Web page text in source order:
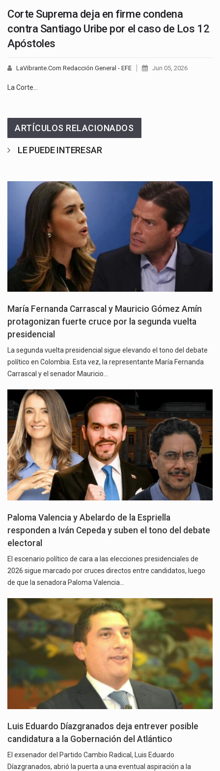
Corte Suprema deja en firme condena
contra Santiago Uribe por el caso de Los 12
Apóstoles
LaVibrante.Com Redacción General - EFE Jun 05, 2026
La Corte…
ARTÍCULOS RELACIONADOS
LE PUEDE INTERESAR
María Fernanda Carrascal y Mauricio Gómez Amín
protagonizan fuerte cruce por la segunda vuelta
presidencial
La segunda vuelta presidencial sigue elevando el tono del debate
político en Colombia. Esta vez, la representante María Fernanda
Carrascal y el senador Mauricio…
Paloma Valencia y Abelardo de la Espriella
responden a Iván Cepeda y suben el tono del debate
electoral
El escenario político de cara a las elecciones presidenciales de
2026 sigue marcado por cruces directos entre candidatos, luego
de que la senadora Paloma Valencia…
Luis Eduardo Díazgranados deja entrever posible
candidatura a la Gobernación del Atlántico
El exsenador del Partido Cambio Radical, Luis Eduardo
Díazgranados, abrió la puerta a una eventual aspiración a la